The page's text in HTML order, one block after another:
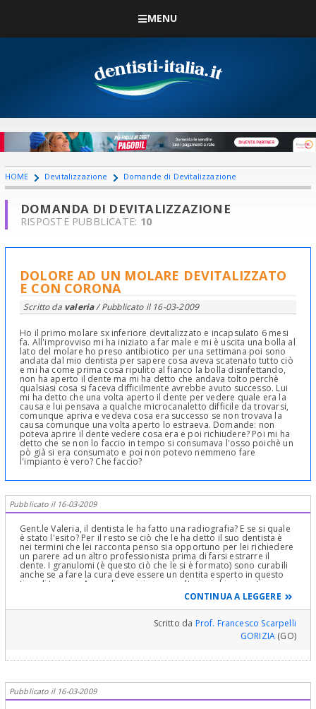
MENU
HOME Devitalizzazione Domande di Devitalizzazione
DOMANDA DI DEVITALIZZAZIONE
RISPOSTE PUBBLICATE: 10
DOLORE AD UN MOLARE DEVITALIZZATO
E CON CORONA
Scritto da valeria/ Pubblicato il 16-03-2009
Ho il primo molare sx inferiore devitalizzato e incapsulato 6 mesi
fa. All'improvviso mi ha iniziato a far male e mi è uscita una bolla al
lato del molare ho preso antibiotico per una settimana poi sono
andata dal mio dentista per sapere cosa aveva scatenato tutto ciò
e mi ha come prima cosa ripulito al fianco la bolla disinfettando,
non ha aperto il dente ma mi ha detto che andava tolto perchè
qualsiasi cosa si faceva difficilmente avrebbe avuto successo. Lui
mi ha detto che una volta aperto il dente per vedere quale era la
causa e lui pensava a qualche microcanaletto difficile da trovarsi,
comunque apriva e vedeva cosa era successo se non trovava la
causa comunque una volta aperto lo estraeva. Domande: non
poteva aprire il dente vedere cosa era e poi richiudere? Poi mi ha
detto che se non lo faccio in tempo si consumava l'osso poichè un
pò già si era consumato e poi non potevo nemmeno fare
l'impianto è vero? Che faccio?
Pubblicato il 16-03-2009
Gent.le Valeria, il dentista le ha fatto una radiografia? E se si quale
è stato l'esito? Per il resto se ciò che le ha detto il suo dentista è
nei termini che lei racconta penso sia opportuno per lei richiedere
un parere ad un altro professionista prima di farsi estrarre il
dente. I granulomi (è questo ciò che le si è formato) sono curabili
anche se a fare la cura deve essere un dentita esperto in questo
tipo di terapie. A sua disposizione per ulteriori chiarimenti
CONTINUA A LEGGERE
Scritto da Prof. Francesco Scarpelli
GORIZIA (GO)
Pubblicato il 16-03-2009